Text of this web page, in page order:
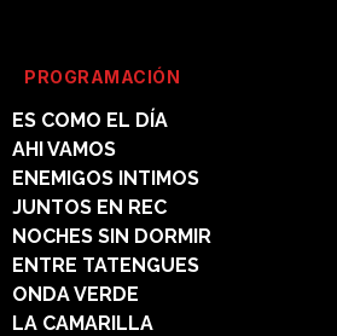
PROGRAMACIÓN
ES COMO EL DÍA
AHI VAMOS
ENEMIGOS INTIMOS
JUNTOS EN REC
NOCHES SIN DORMIR
ENTRE TATENGUES
ONDA VERDE
LA CAMARILLA